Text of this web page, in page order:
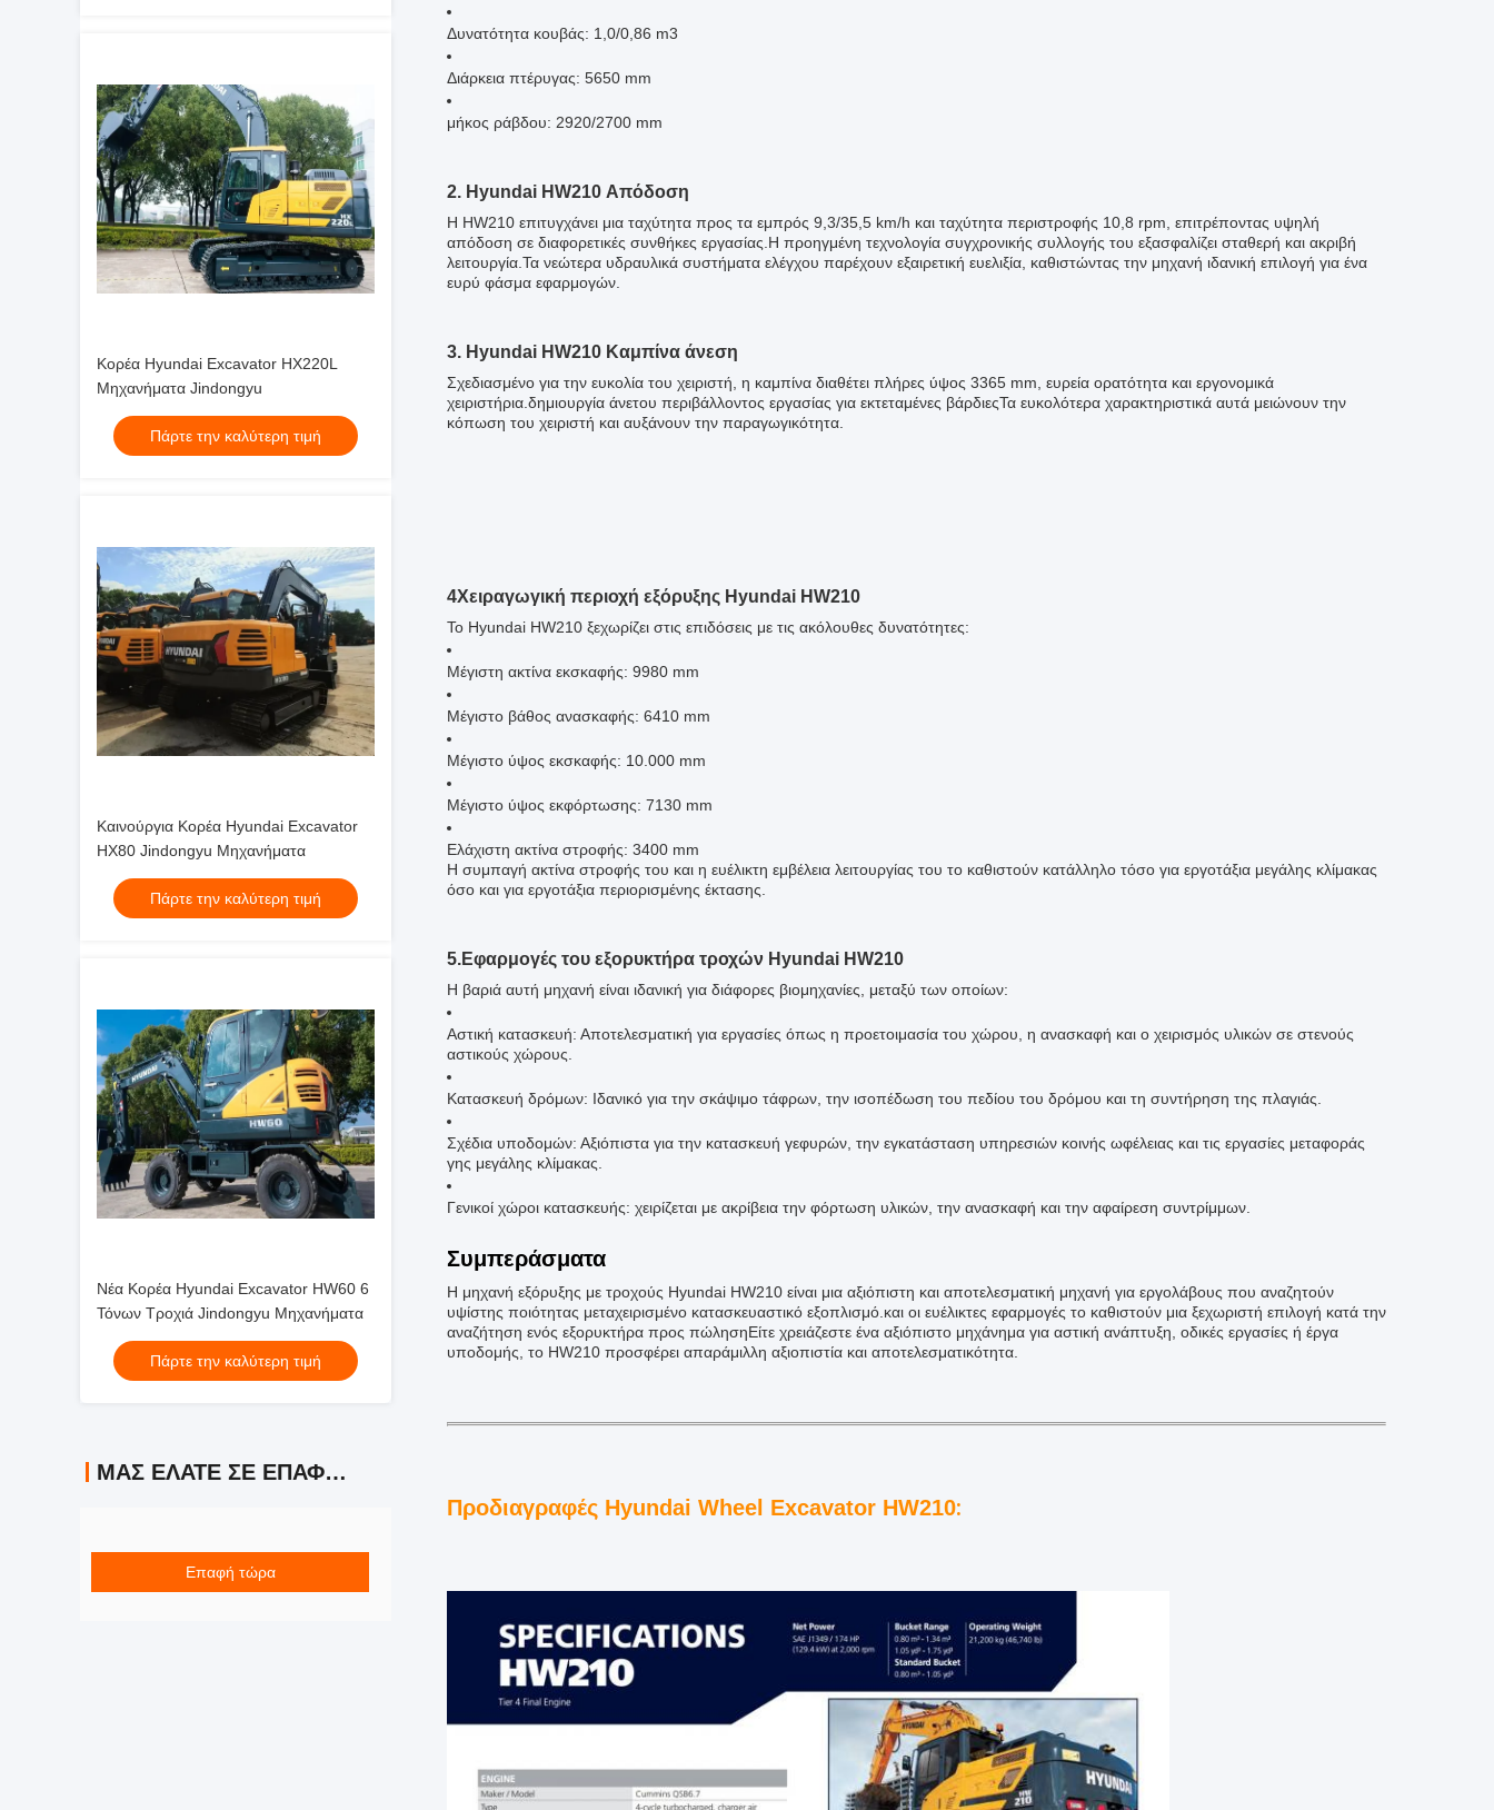
Κορέα Hyundai Excavator HX220L
Μηχανήματα Jindongyu
Πάρτε την καλύτερη τιμή
Καινούργια Κορέα Hyundai Excavator
HX80 Jindongyu Μηχανήματα
Πάρτε την καλύτερη τιμή
Νέα Κορέα Hyundai Excavator HW60 6
Τόνων Τροχιά Jindongyu Μηχανήματα
Πάρτε την καλύτερη τιμή
ΜΑΣ ΕΛΆΤΕ ΣΕ ΕΠΑΦΉ ΜΕ
Επαφή τώρα
Δυνατότητα κουβάς: 1,0/0,86 m3
Διάρκεια πτέρυγας: 5650 mm
μήκος ράβδου: 2920/2700 mm
2. Hyundai HW210 Απόδοση
Η HW210 επιτυγχάνει μια ταχύτητα προς τα εμπρός 9,3/35,5 km/h και ταχύτητα περιστροφής 10,8 rpm, επιτρέποντας υψηλή
απόδοση σε διαφορετικές συνθήκες εργασίας.Η προηγμένη τεχνολογία συγχρονικής συλλογής του εξασφαλίζει σταθερή και ακριβή
λειτουργία.Τα νεώτερα υδραυλικά συστήματα ελέγχου παρέχουν εξαιρετική ευελιξία, καθιστώντας την μηχανή ιδανική επιλογή για ένα
ευρύ φάσμα εφαρμογών.
3. Hyundai HW210 Καμπίνα άνεση
Σχεδιασμένο για την ευκολία του χειριστή, η καμπίνα διαθέτει πλήρες ύψος 3365 mm, ευρεία ορατότητα και εργονομικά
χειριστήρια.δημιουργία άνετου περιβάλλοντος εργασίας για εκτεταμένες βάρδιεςΤα ευκολότερα χαρακτηριστικά αυτά μειώνουν την
κόπωση του χειριστή και αυξάνουν την παραγωγικότητα.
4Χειραγωγική περιοχή εξόρυξης Hyundai HW210
Το Hyundai HW210 ξεχωρίζει στις επιδόσεις με τις ακόλουθες δυνατότητες:
Μέγιστη ακτίνα εκσκαφής: 9980 mm
Μέγιστο βάθος ανασκαφής: 6410 mm
Μέγιστο ύψος εκσκαφής: 10.000 mm
Μέγιστο ύψος εκφόρτωσης: 7130 mm
Ελάχιστη ακτίνα στροφής: 3400 mm
Η συμπαγή ακτίνα στροφής του και η ευέλικτη εμβέλεια λειτουργίας του το καθιστούν κατάλληλο τόσο για εργοτάξια μεγάλης κλίμακας
όσο και για εργοτάξια περιορισμένης έκτασης.
5.Εφαρμογές του εξορυκτήρα τροχών Hyundai HW210
Η βαριά αυτή μηχανή είναι ιδανική για διάφορες βιομηχανίες, μεταξύ των οποίων:
Αστική κατασκευή: Αποτελεσματική για εργασίες όπως η προετοιμασία του χώρου, η ανασκαφή και ο χειρισμός υλικών σε στενούς
αστικούς χώρους.
Κατασκευή δρόμων: Ιδανικό για την σκάψιμο τάφρων, την ισοπέδωση του πεδίου του δρόμου και τη συντήρηση της πλαγιάς.
Σχέδια υποδομών: Αξιόπιστα για την κατασκευή γεφυρών, την εγκατάσταση υπηρεσιών κοινής ωφέλειας και τις εργασίες μεταφοράς
γης μεγάλης κλίμακας.
Γενικοί χώροι κατασκευής: χειρίζεται με ακρίβεια την φόρτωση υλικών, την ανασκαφή και την αφαίρεση συντρίμμων.
Συμπεράσματα
Η μηχανή εξόρυξης με τροχούς Hyundai HW210 είναι μια αξιόπιστη και αποτελεσματική μηχανή για εργολάβους που αναζητούν
υψίστης ποιότητας μεταχειρισμένο κατασκευαστικό εξοπλισμό.και οι ευέλικτες εφαρμογές το καθιστούν μια ξεχωριστή επιλογή κατά την
αναζήτηση ενός εξορυκτήρα προς πώλησηΕίτε χρειάζεστε ένα αξιόπιστο μηχάνημα για αστική ανάπτυξη, οδικές εργασίες ή έργα
υποδομής, το HW210 προσφέρει απαράμιλλη αξιοπιστία και αποτελεσματικότητα.
Προδιαγραφές Hyundai Wheel Excavator HW210: